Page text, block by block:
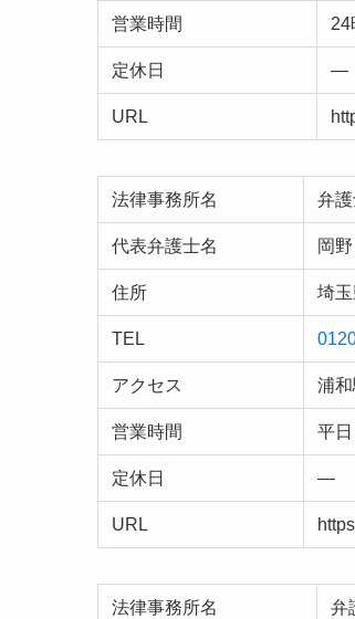
営業時間 24
定休日 —
URL
法律事務所名 弁
代表弁護士名 岡
住所 埼
TEL
アクセス 浦
営業時間 平
定休日 —
URL
法律事務所名 弁